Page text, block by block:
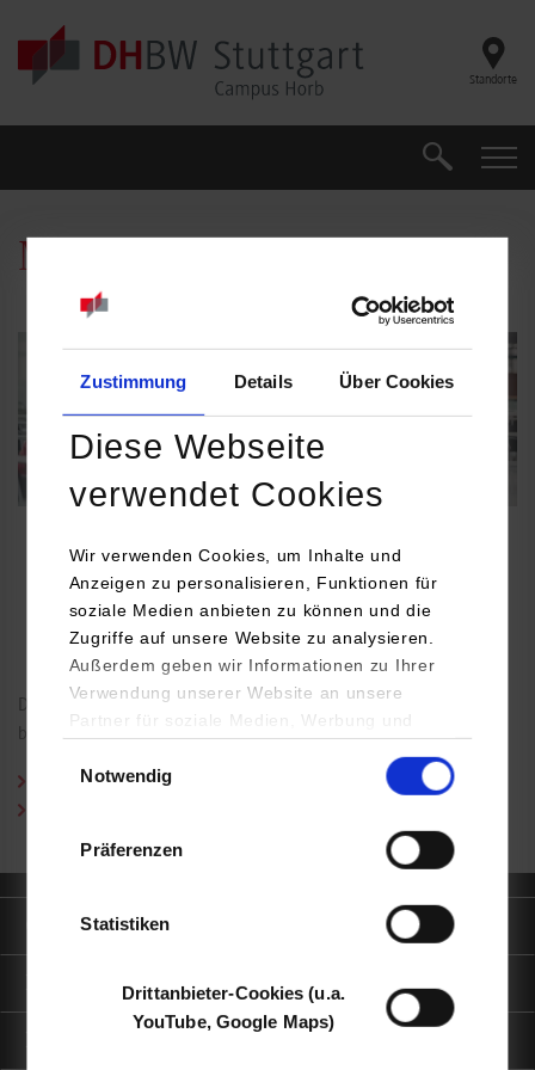
Zustimmung Details Über Cookies
Diese Webseite
verwendet Cookies
Wir verwenden Cookies, um Inhalte und
Anzeigen zu personalisieren, Funktionen für
soziale Medien anbieten zu können und die
Zugriffe auf unsere Website zu analysieren.
Außerdem geben wir Informationen zu Ihrer
Verwendung unserer Website an unsere
Partner für soziale Medien, Werbung und
YouTube, Google Maps) führen diese
Daten zusammen, die Sie ihnen bereitgestellt
haben oder die sie im Rahmen Ihrer Nutzung
Notwendig
Präferenzen
Statistiken
Drittanbieter-Cookies (u.a.
YouTube, Google Maps)
Skip to main content
Standorte
Suche
Mensa/Cafeteria
Die Mensa des Studierendenwerks Stuttgart
bietet täglich zwei leckere Gerichte frisch zubereitet ...
Speiseplander Mensa am Campus Horb
Quicklinks
Informationen für